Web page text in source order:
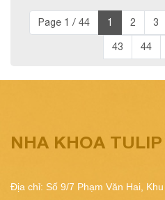
Page 1 / 44 1 2 3
43 44
NHA KHOA TULIP
Địa chỉ: Số 9/7 Phạm Văn Hai,